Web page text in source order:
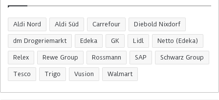
Aldi Nord Aldi Süd Carrefour Diebold Nixdorf
dm Drogeriemarkt Edeka GK Lidl Netto (Edeka)
Relex Rewe Group Rossmann SAP Schwarz Group
Tesco Trigo Vusion Walmart